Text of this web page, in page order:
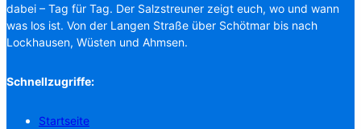
dabei – Tag für Tag. Der Salzstreuner zeigt euch, wo und wann
was los ist. Von der Langen Straße über Schötmar bis nach
Lockhausen, Wüsten und Ahmsen.
Schnellzugriffe:
Startseite